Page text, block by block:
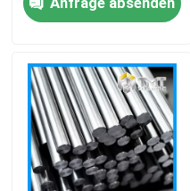
Startseite
Produkte